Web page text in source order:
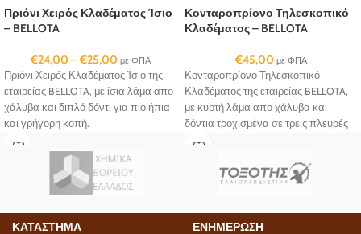
Πριόνι Χειρός Κλαδέματος Ίσιο
– BELLOTA
€24,00 –€25,00 με ΦΠΑ
Πριόνι Χειρός Κλαδέματος Ίσιο της
εταιρείας BELLOTA, με ίσια λάμα απο
χάλυβα και διπλό δόντι για πιο ήπια
και γρήγορη κοπή.
Κονταροπρίονο Τηλεσκοπικό
Κλαδέματος – BELLOTA
€45,00 με ΦΠΑ
Κονταροπρίονο Τηλεσκοπικό
Κλαδέματος της εταιρείας BELLOTA,
με κυρτή λάμα απο χάλυβα και
δόντια τροχισμένα σε τρεις πλευρές
για εύκολη κοπή και καθάρισμα.
ΚΑΤΑΣΤΗΜΑ
ΕΝΗΜΕΡΩΣΗ